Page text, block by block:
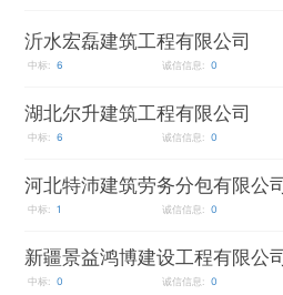
沂水宏磊建筑工程有限公司
中标: 6 诚信信息: 0
湖北尔升建筑工程有限公司
中标: 6 诚信信息: 0
河北特沛建筑劳务分包有限公司
中标: 1 诚信信息: 0
新疆景益鸿博建设工程有限公司
中标: 0 诚信信息: 0